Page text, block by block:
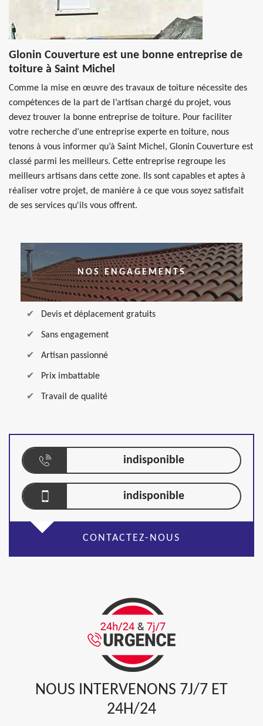
Glonin Couverture est une bonne entreprise de
toiture à Saint Michel
Comme la mise en œuvre des travaux de toiture nécessite des
compétences de la part de l’artisan chargé du projet, vous
devez trouver la bonne entreprise de toiture. Pour faciliter
votre recherche d’une entreprise experte en toiture, nous
tenons à vous informer qu’à Saint Michel, Glonin Couverture est
classé parmi les meilleurs. Cette entreprise regroupe les
meilleurs artisans dans cette zone. Ils sont capables et aptes à
réaliser votre projet, de manière à ce que vous soyez satisfait
de ses services qu'ils vous offrent.
NOS ENGAGEMENTS
Devis et déplacement gratuits
Sans engagement
Artisan passionné
Prix imbattable
Travail de qualité
indisponible
indisponible
CONTACTEZ-NOUS
NOUS INTERVENONS 7J/7 ET
24H/24